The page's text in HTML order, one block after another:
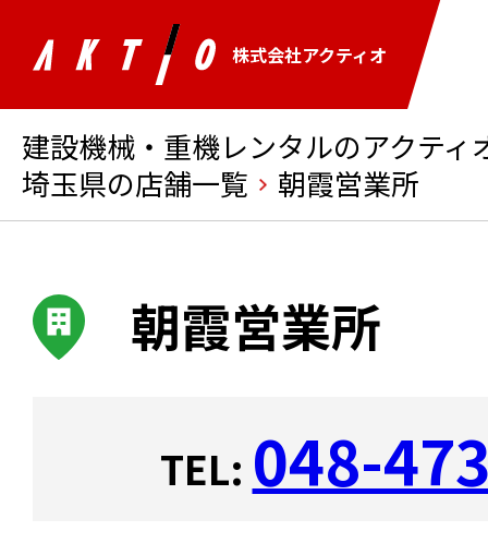
株式会社アクティオ
建設機械・重機レンタルのアクティ
埼玉県の店舗一覧
朝霞営業所
朝霞営業所
TEL: 048-